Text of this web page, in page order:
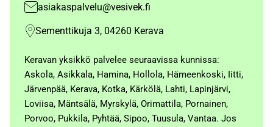
asiakaspalvelu@vesivek.fi
Sementtikuja 3, 04260 Kerava
Keravan yksikkö palvelee seuraavissa kunnissa:
Askola, Asikkala, Hamina, Hollola, Hämeenkoski, Iitti,
Järvenpää, Kerava, Kotka, Kärkölä, Lahti, Lapinjärvi,
Loviisa, Mäntsälä, Myrskylä, Orimattila, Pornainen,
Porvoo, Pukkila, Pyhtää, Sipoo, Tuusula, Vantaa. Jos